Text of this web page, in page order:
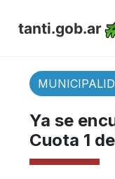
tanti.gob.ar
Ya se
Cuota 1